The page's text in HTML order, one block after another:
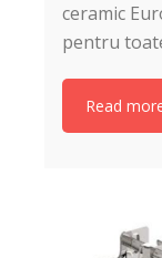
ceramic
pentru
Read